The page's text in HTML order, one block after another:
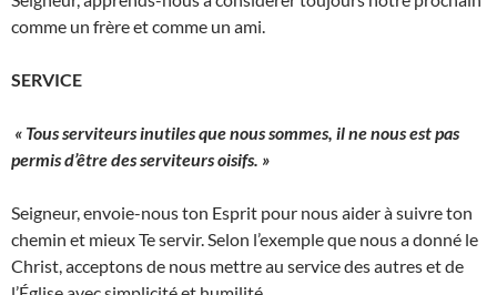
comme un frère et comme un ami.
SERVICE
« Tous serviteurs inutiles que nous sommes, il ne nous est pas
permis d’être des serviteurs oisifs. »
Seigneur, envoie-nous ton Esprit pour nous aider à suivre ton
chemin et mieux Te servir. Selon l’exemple que nous a donné le
Christ, acceptons de nous mettre au service des autres et de